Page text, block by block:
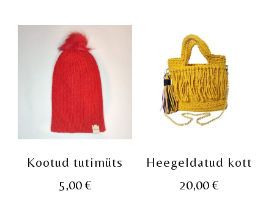
Kootud tutimüts
5,00 €
Heegeldatud kott
20,00 €